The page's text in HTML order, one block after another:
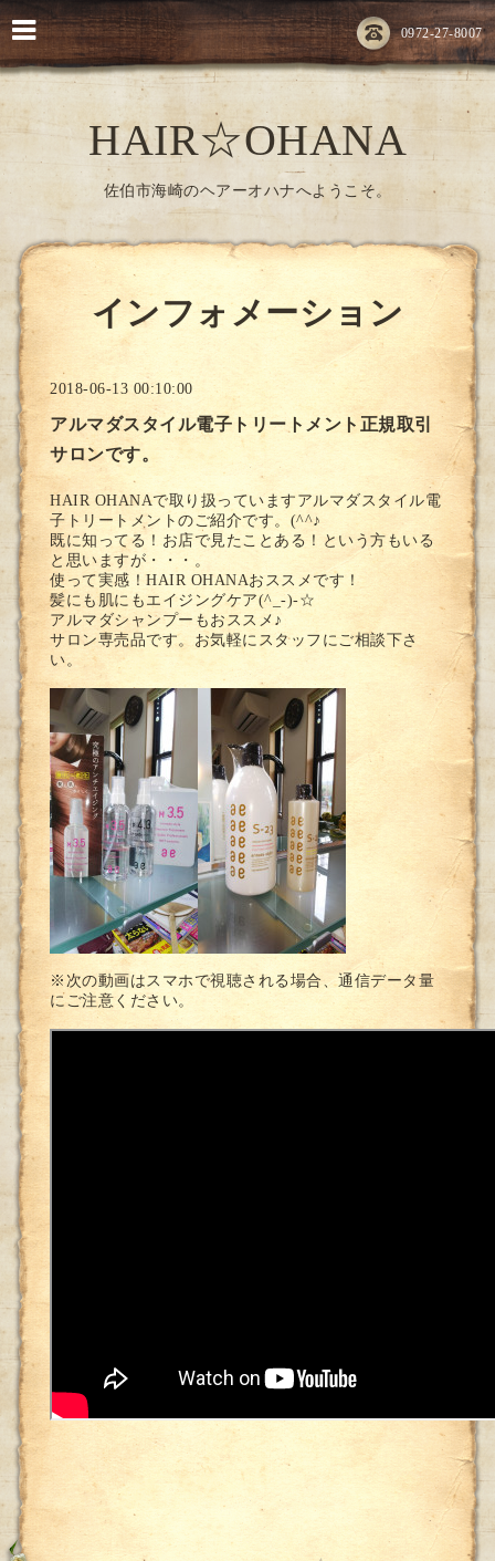
0972-27-8007
HAIR☆OHANA
佐伯市海崎のヘアーオハナへようこそ。
インフォメーション
2018-06-13 00:10:00
アルマダスタイル電子トリートメント正規取引
サロンです。
HAIR OHANAで取り扱っていますアルマダスタイル電
子トリートメントのご紹介です。(^^♪
既に知ってる！お店で見たことある！という方もいる
と思いますが・・・。
使って実感！HAIR OHANAおススメです！
髪にも肌にもエイジングケア(^_-)-☆
アルマダシャンプーもおススメ♪
サロン専売品です。お気軽にスタッフにご相談下さ
い。
※次の動画はスマホで視聴される場合、通信データ量
にご注意ください。